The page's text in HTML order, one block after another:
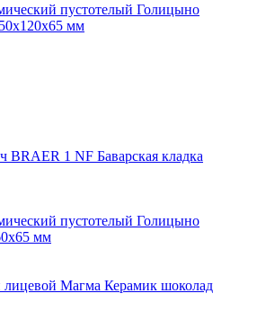
пустотелый Голицыно
мм
1 NF Баварская кладка
пустотелый Голицыно
мм
Магма Керамик шоколад